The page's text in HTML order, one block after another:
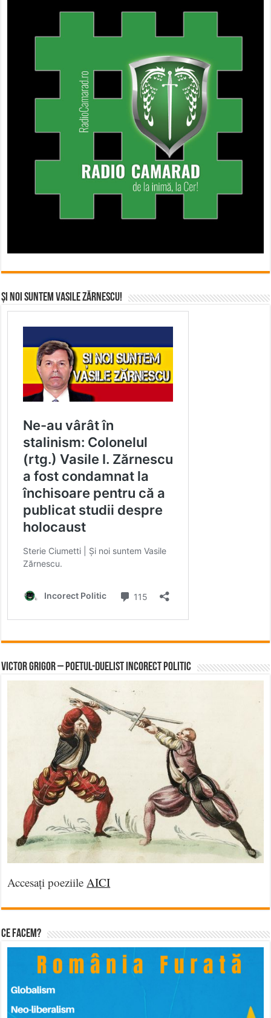
Și noi suntem Vasile Zărnescu!
Victor Grigor – Poetul-Duelist Incorect Politic
Accesați poeziile AICI
Ce facem?